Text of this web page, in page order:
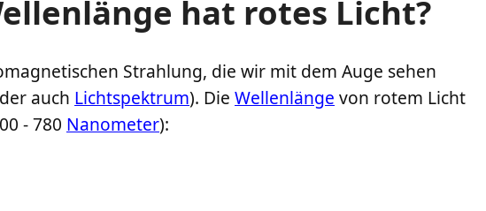
hat rotes Licht?
Strahlung, die wir mit dem Auge sehen
auch Lichtspektrum). Die Wellenlänge von rotem Licht
- 780 Nanometer):